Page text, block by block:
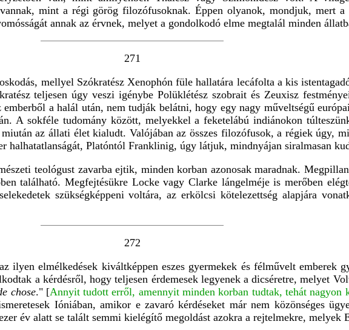
mint a régi görög filozófusoknak. Éppen olyanok, mondjuk, mert a
annak az érvnek, melyet a gondolkodó elme megtalál minden
271
mellyel Szókratész Xenophón füle hallatára lecáfolta a kis
teljesen úgy veszi igénybe Polüklétész szobrait és Zeuxisz
a halál után, nem tudják belátni, hogy egy nagy műveltségű
A sokféle tudomány között, melyekkel a feketelábú indiánokon
az állati élet kialudt. Valójában az összes filozófusok, a régiek úgy,
halhatatlanságát, Platóntól Franklinig, úgy látjuk, mindnyájan siralmasan
teológust zavarba ejtik, minden korban azonosak maradnak.
található. Megfejtésükre Locke vagy Clarke lángelméje is merőben
szükségképpeni voltára, az erkölcsi kötelezettség alapjára
272
ilyen elmélkedések kiváltképpen eszes gyermekek és félművelt emberek
a kérdésről, hogy teljesen érdemesek legyenek a dicséretre, melyet
chose." [Annyit tudott erről, amennyit minden korban tudtak, tehát nagyon
Ióniában, amikor e zavaró kérdéseket már nem közönséges
év alatt se talált semmi kielégítő megoldást azokra a rejtelmekre, melyek